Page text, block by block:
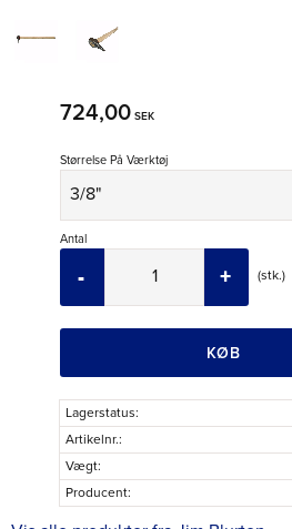
724,00 SEK
Størrelse På Værktøj
Antal
stk.
+
-
KØB
Lagerstatus
Artikelnr.
Vægt
Producent